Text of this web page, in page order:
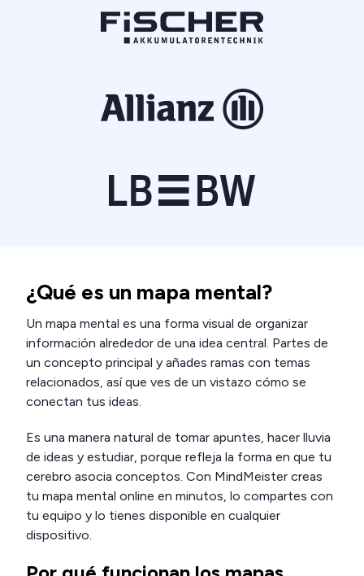
¿Qué es un mapa mental?
Un mapa mental es una forma visual de organizar
información alrededor de una idea central. Partes de
un concepto principal y añades ramas con temas
relacionados, así que ves de un vistazo cómo se
conectan tus ideas.
Es una manera natural de tomar apuntes, hacer lluvia
de ideas y estudiar, porque refleja la forma en que tu
cerebro asocia conceptos. Con MindMeister creas
tu mapa mental online en minutos, lo compartes con
tu equipo y lo tienes disponible en cualquier
dispositivo.